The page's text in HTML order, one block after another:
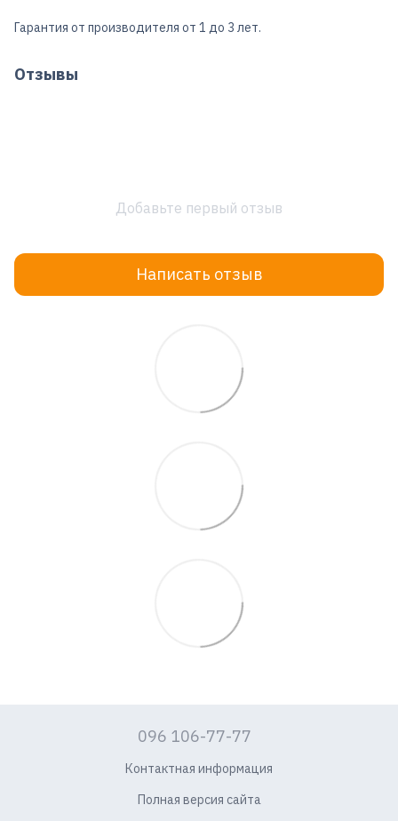
Гарантия от производителя от 1 до 3 лет.
Отзывы
Добавьте первый отзыв
Написать отзыв
096 106-77-77
Контактная информация
Полная версия сайта